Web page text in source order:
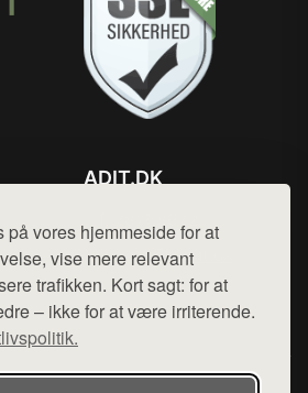
på vores hjemmeside for at
vise mere relevant
trafikken. Kort sagt: for at
– ikke for at være irriterende.
ADIT.DK
Mail: hej@want.dk
Cookie- og privatlivspolitik